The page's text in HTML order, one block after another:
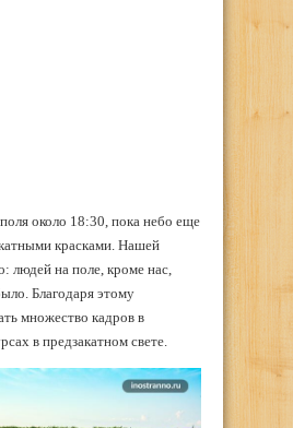
около 18:30, пока небо еще
красками. Нашей
людей на поле, кроме нас,
Благодаря этому
множество кадров в
в предзакатном свете.